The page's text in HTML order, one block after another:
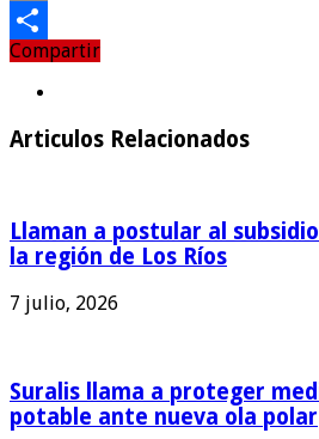
Email
Compartir
Compartir
Articulos Relacionados
Llaman a postular al
la región de Los Ríos
7 julio, 2026
Suralis llama a proteger
potable ante nueva ola polar